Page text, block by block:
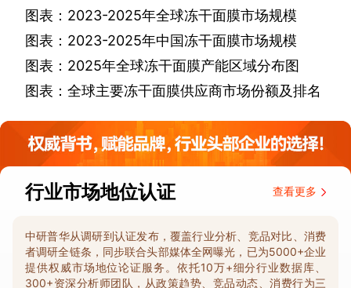
图表： 2023-2025年全球冻干面膜市场规模
图表： 2023-2025年中国冻干面膜市场规模
图表： 2025年全球冻干面膜产能区域分布图
图表：全球主要冻干面膜供应商市场份额及排名
行业市场地位认证 查看更多
中研普华从调研到认证发布，覆盖行业分析、竞品对比、消费
者调研全链条，同步联合头部媒体全网曝光，已为5000+企业
提供权威市场地位论证服务。依托10万+细分行业数据库、
300+资深分析师团队，从政策趋势、竞品动态、消费行为三